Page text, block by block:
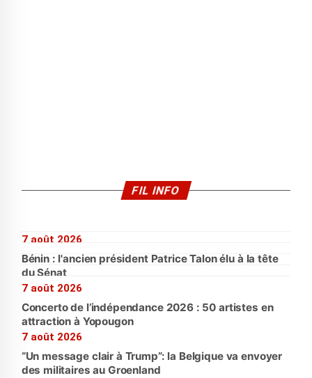
FIL INFO
7 août 2026
Bénin : l'ancien président Patrice Talon élu à la tête
du Sénat
7 août 2026
Concerto de l’indépendance 2026 : 50 artistes en
attraction à Yopougon
7 août 2026
“Un message clair à Trump”: la Belgique va envoyer
des militaires au Groenland